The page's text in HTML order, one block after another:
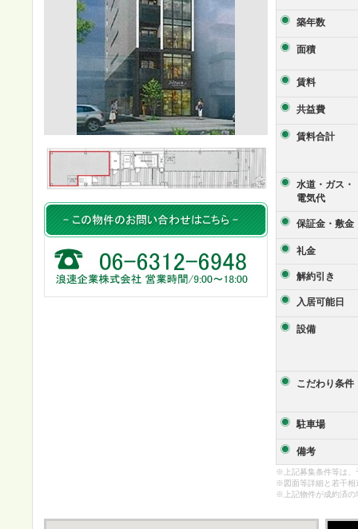
築年数
面積
賃料
共益費
賃料合計
水道・ガス・
電気代
保証金・敷金
礼金
解約引き
入居可能日
設備
こだわり条件
駐車場
備考
※上記募集条件等は、
※図面等詳細と若干相
※上記物件が成約済の